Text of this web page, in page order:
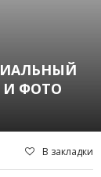
И ФОТО
В закладки